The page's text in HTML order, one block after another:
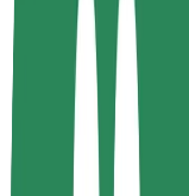
E-
Bolt Plus
Keress a Bolttal
Sofőrök